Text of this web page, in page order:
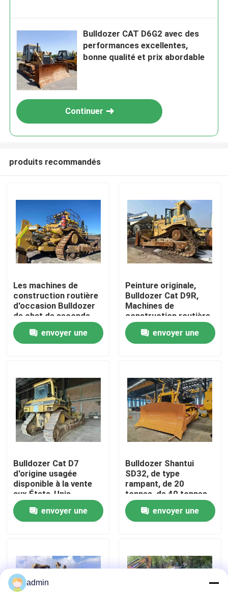
À la maison
Produits
À propos de nous
Visite de l'usine
Contrôle de la qualité
Nous contacter
Machines de construction de routes
Machines de construction utilisées
Bulldozer CAT D6G2 avec des
performances excellentes,
bonne qualité et prix abordable
Continuer
produits recommandés
Les machines de
construction routière
d'occasion Bulldozer
de chat de seconde
main vient de Chine
envoyer une
Peinture originale,
Bulldozer Cat D9R,
Machines de
construction routière
usagées.
envoyer une
Bulldozer Cat D7
d'origine usagée
disponible à la vente
aux États-Unis
envoyer une
Bulldozer Shantui
SD32, de type
rampant, de 20
tonnes, de 40 tonnes
envoyer une
admin